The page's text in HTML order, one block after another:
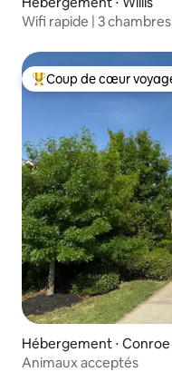
Wifi rapide | 3
Coups de cœur
Coup de cœur
Hébergement ⋅ Conroe
Animaux acceptés